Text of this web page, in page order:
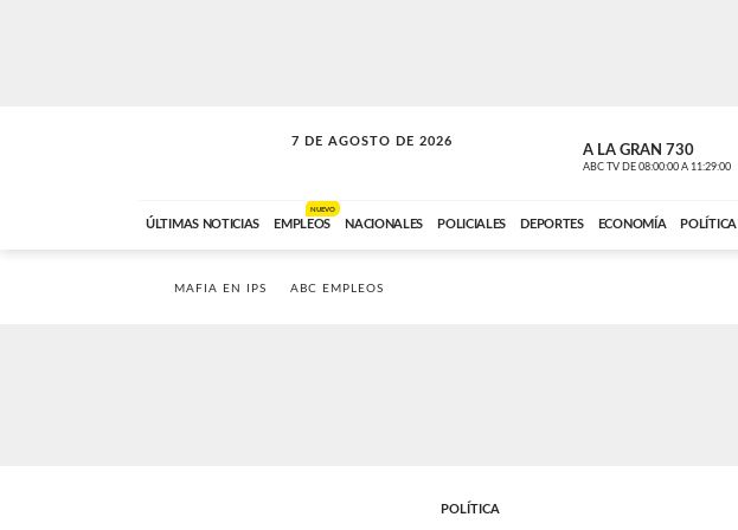
7 DE AGOSTO DE 2026
LA MOVIDA A LA GRAN 730
ABC TV DE 08:00:00 A 11:29:00
ÚLTIMAS NOTICIAS EMPLEOS
NUEVO
NACIONALES POLICIALES DEPORTES ECONOMÍA POLÍTICA
MAFIA EN IPS ABC EMPLEOS
POLÍTICA